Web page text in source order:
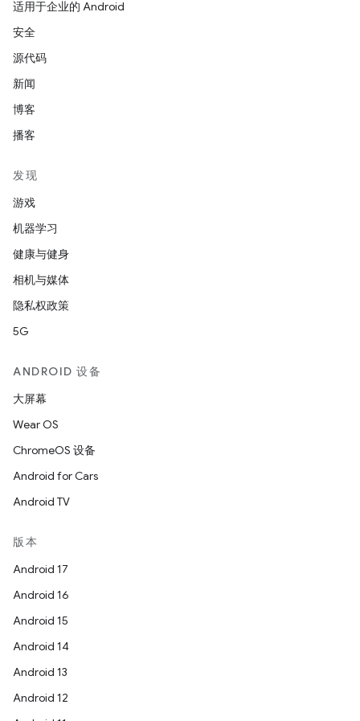
适用于企业的 Android
安全
源代码
新闻
博客
播客
发现
游戏
机器学习
健康与健身
相机与媒体
隐私权政策
5G
ANDROID 设备
大屏幕
Wear OS
ChromeOS 设备
Android for Cars
Android TV
版本
Android 17
Android 16
Android 15
Android 14
Android 13
Android 12